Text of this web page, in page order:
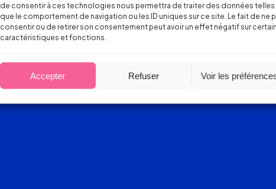
de consentir à ces technologies nous permettra de traiter des données telles
que le comportement de navigation ou les ID uniques sur ce site. Le fait de ne
consentir ou de retirer son consentement peut avoir un effet négatif sur
caractéristiques et fonctions.
Accepter Refuser Voir les